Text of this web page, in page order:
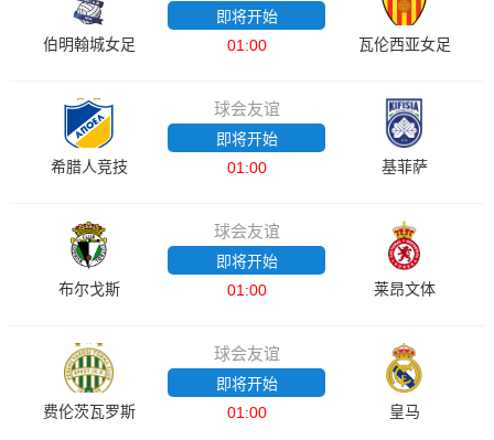
伯明翰城女足
即将开始
01:00
瓦伦西亚女足
希腊人竞技
球会友谊
即将开始
01:00
基菲萨
布尔戈斯
球会友谊
即将开始
01:00
莱昂文体
费伦茨瓦罗斯
球会友谊
即将开始
01:00
皇马